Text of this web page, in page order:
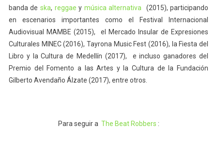
banda deska, reggae y música alternativa (2015), participando
en escenarios importantes como el Festival Internacional
Audiovisual MAMBE (2015), el Mercado Insular de Expresiones
Culturales MINEC (2016), Tayrona Music Fest (2016), la Fiesta del
Libro y la Cultura de Medellín (2017), e incluso ganadores del
Premio del Fomento a las Artes y la Cultura de la Fundación
Gilberto Avendaño Álzate (2017), entre otros.
Para seguir a The Beat Robbers :